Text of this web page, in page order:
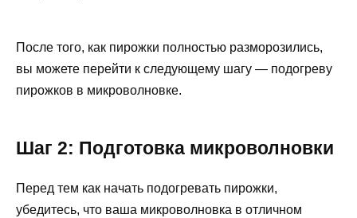
После того, как пирожки полностью разморозились,
вы можете перейти к следующему шагу — подогреву
пирожков в микроволновке.
Шаг 2: Подготовка микроволновки
Перед тем как начать подогревать пирожки,
убедитесь, что ваша микроволновка в отличном